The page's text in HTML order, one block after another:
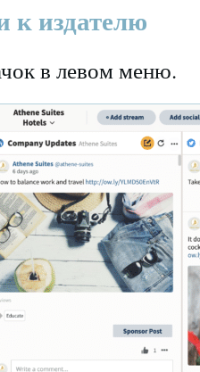
к издателю
в левом меню.